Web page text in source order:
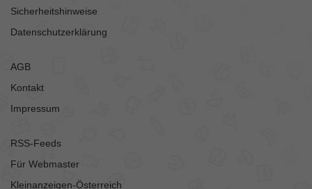
Sicherheitshinweise
Datenschutzerklärung
AGB
Kontakt
Impressum
RSS-Feeds
Für Webmaster
Kleinanzeigen-Österreich